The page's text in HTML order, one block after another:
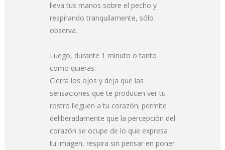
lleva tus manos sobre el pecho y
respirando tranquilamente, sólo
observa.
Luego, durante 1 minuto o tanto
como quieras:
Cierra los ojos y deja que las
sensaciones que te producen ver tu
rostro lleguen a tu corazón; permite
deliberadamente que la percepción del
corazón se ocupe de lo que expresa
tu imagen, respira sin pensar en poner